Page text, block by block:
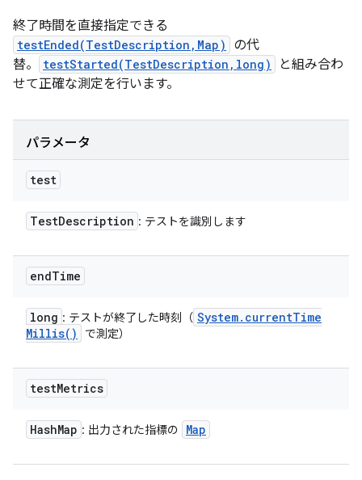
終了時間を直接指定できる
testEnded(TestDescription,Map)
の代
替。
testStarted(TestDescription,long)
と組み合わ
せて正確な測定を行います。
パラメータ
test
TestDescription : テストを識別します
endTime
long : テストが終了した時刻（ System. currentTime
Millis( ) で測定）
testMetrics
HashMap : 出力された指標の Map